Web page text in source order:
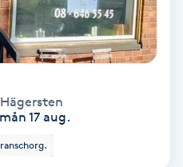
Hägersten
17 aug.